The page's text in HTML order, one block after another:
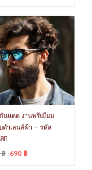
นแดด งานพรีเมียม
ดำเลนส์ฟ้า – รหัส
฿ 690 ฿